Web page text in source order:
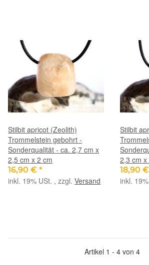
Stilbit apricot (Zeolith)
Trommelstein gebohrt -
Sonderqualität - ca. 2,7 cm x
2,5 cm x 2 cm
16,90 € *
inkl. 19% USt. , zzgl. Versand
Stilbit
2,3 cm x
18,90 €
inkl.
Artikel 1 - 4 von 4